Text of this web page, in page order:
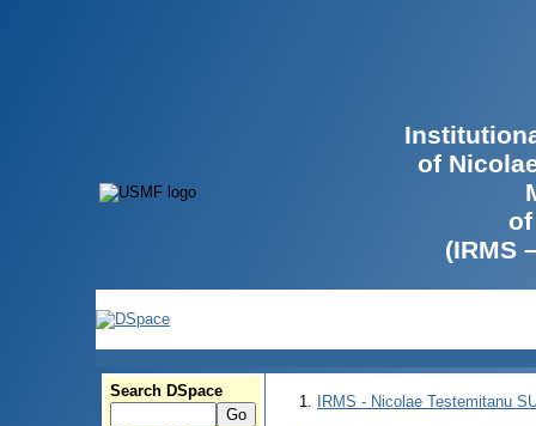
of
(IRMS
Search DSpace
IRMS - Nicolae Testemitanu